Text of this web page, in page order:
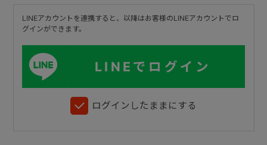
LINEアカウントを連携すると、以降はお客様のLINEアカウントでロ
グインができます。
LINEでログイン
ログインしたままにする